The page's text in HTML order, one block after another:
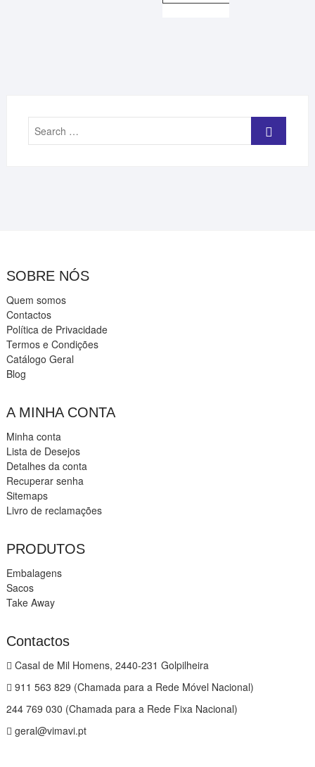
Search
SOBRE NÓS
Quem somos
Contactos
Política de Privacidade
Termos e Condições
Catálogo Geral
Blog
A MINHA CONTA
Minha conta
Lista de Desejos
Detalhes da conta
Recuperar senha
Sitemaps
Livro de reclamações
PRODUTOS
Embalagens
Sacos
Take Away
Contactos
Casal de Mil Homens, 2440-231 Golpilheira
911 563 829 (Chamada para a Rede Móvel Nacional)
244 769 030 (Chamada para a Rede Fixa Nacional)
geral@vimavi.pt